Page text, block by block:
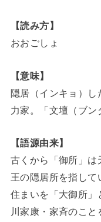
【読み方】
おおごしょ
【意味】
隠居（インキョ）
力家。「文壇（ブン
【語源由来】
古くから「御所」は
王の隠居所を指し
住まいを「大御所」
川家康・家斉のこ